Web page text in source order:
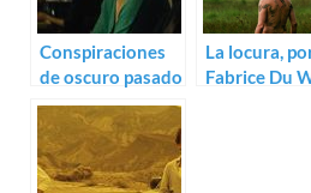
Conspiraciones
de oscuro pasado
en el trailer de La
marque des
anges
La locura,
Fabrice Du